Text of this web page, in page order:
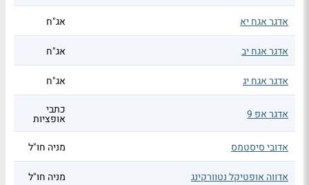
אדגר אגח יא אג"ח
אדגר אגח יב אג"ח
אדגר אגח יג אג"ח
אדגר אפ 9 כתבי
אופציות
אדובי סיסטמס
מניה חו"ל
אדווה אופטיקל נטוורקינג מניה חו"ל